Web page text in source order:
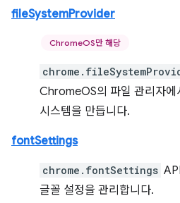
fileSystemProvider
ChromeOS만 해당
ChromeOS의 파일 관리자에
시스템을 만듭니다.
fontSettings
chrome.fontSettings
글꼴 설정을 관리합니다.